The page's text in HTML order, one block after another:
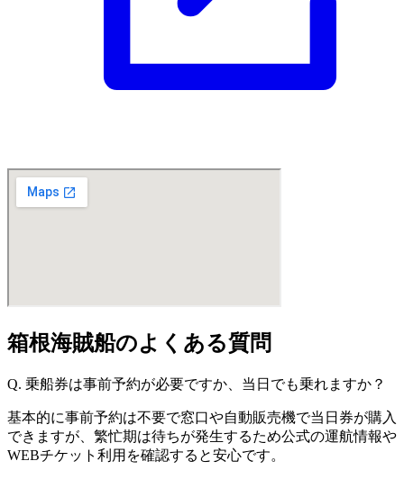
箱根海賊船のよくある質問
Q. 乗船券は事前予約が必要ですか、当日でも乗れますか？
基本的に事前予約は不要で窓口や自動販売機で当日券が購入
できますが、繁忙期は待ちが発生するため公式の運航情報や
WEBチケット利用を確認すると安心です。